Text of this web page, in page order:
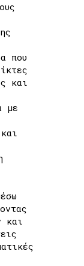
που
και
με
και